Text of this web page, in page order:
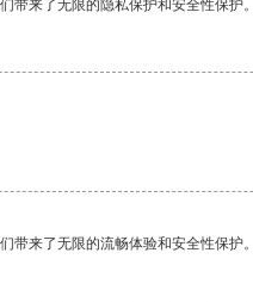
带来了无限的隐私保护和安全性保护
带来了无限的流畅体验和安全性保护